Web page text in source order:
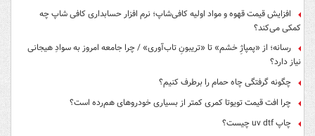
افزایش قیمت قهوه و مواد اولیه کافی‌شاپ؛ نرم افزار حسابداری کافی شاپ چه
کمکی می‌کند؟
رسانه؛ از «پمپاژِ خشم» تا «تریبونِ تاب‌آوری» / چرا جامعه امروز به سوادِ هیجانی
نیاز دارد؟
چگونه گرفتگی چاه حمام را برطرف کنیم؟
چرا افت قیمت تویوتا کمری کمتر از بسیاری خودروهای هم‌رده است؟
چاپ uv dtf چیست؟